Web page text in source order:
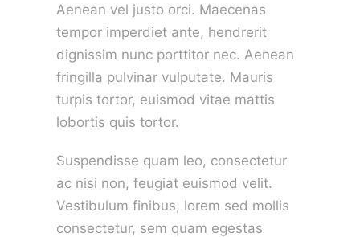
Aenean vel justo orci. Maecenas
tempor imperdiet ante, hendrerit
dignissim nunc porttitor nec. Aenean
fringilla pulvinar vulputate. Mauris
turpis tortor, euismod vitae mattis
lobortis quis tortor.
Suspendisse quam leo, consectetur
ac nisi non, feugiat euismod velit.
Vestibulum finibus, lorem sed mollis
consectetur, sem quam egestas